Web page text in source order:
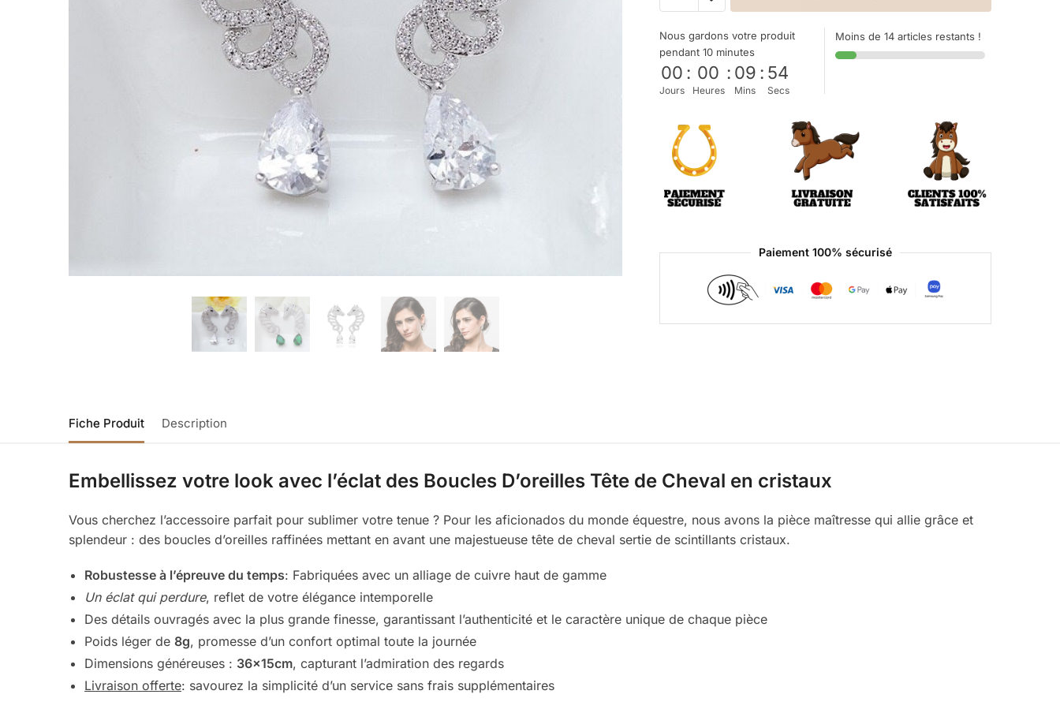
Nous gardons votre produit
pendant 10 minutes
00
Jours
: 00
Heures
: 09
Mins
: 53
Secs
Moins de 14 articles restants !
Paiement 100% sécurisé
Fiche Produit Description
Embellissez votre look avec l’éclat des Boucles D’oreilles Tête de Cheval en cristaux
Vous cherchez l’accessoire parfait pour sublimer votre tenue ? Pour les aficionados du monde équestre, nous avons la pièce maîtresse qui allie grâce et
splendeur : des boucles d’oreilles raffinées mettant en avant une majestueuse tête de cheval sertie de scintillants cristaux.
Robustesse à l’épreuve du temps: Fabriquées avec un alliage de cuivre haut de gamme
Un éclat qui perdure, reflet de votre élégance intemporelle
Des détails ouvragés avec la plus grande finesse, garantissant l’authenticité et le caractère unique de chaque pièce
Poids léger de8g, promesse d’un confort optimal toute la journée
Dimensions généreuses : 36x15cm, capturant l’admiration des regards
Livraison offerte: savourez la simplicité d’un service sans frais supplémentaires